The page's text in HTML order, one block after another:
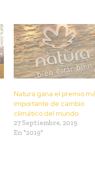
Natura gana el premio
importante de cambio
climático del mundo
27 Septiembre, 2019
En "2019"